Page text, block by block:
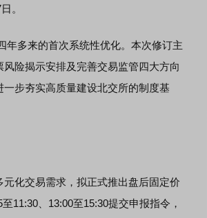
。
多来的首次系统性优化。本次修订主
险揭示安排及完善交易监管四大方向
步夯实高质量建设北交所的制度基
化交易需求，拟正式推出盘后固定价
11:30、13:00至15:30提交申报指令，